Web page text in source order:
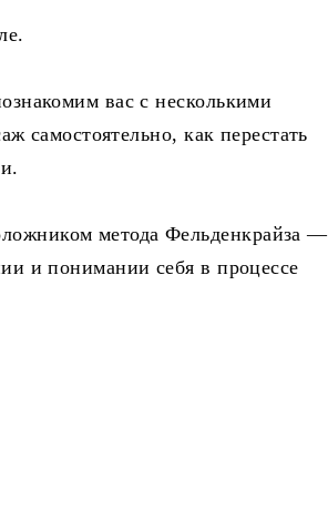
вас с несколькими
самостоятельно, как перестать
метода Фельденкрайза —
и понимании себя в процессе